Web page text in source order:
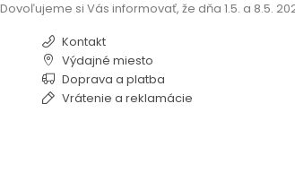
Dovoľujeme si Vás informovať, že dňa 1.5. a 8.5.
Kontakt
Výdajné miesto
Doprava a platba
Vrátenie a reklamácie